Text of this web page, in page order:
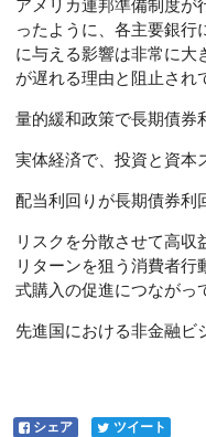
アメリカ連邦準備制度が
ったように、各主要銀行
に与える影響は非常に大
が遅れる理由と阻止され
量的緩和政策で長期債券
実体経済で、投資と資本
配当利回りが長期債券利
リスクを分散させて高収
リターンを狙う消費者
式購入の促進につながっ
先進国における非金融ビ
シェア ツイート